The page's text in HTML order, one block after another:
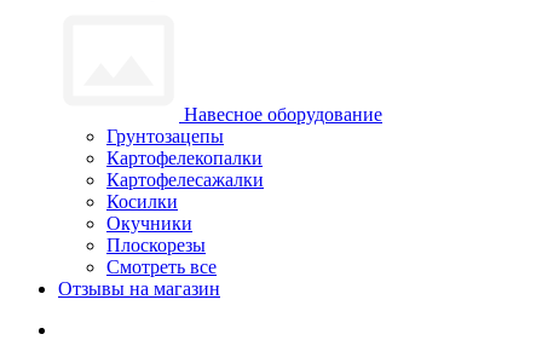
Навесное оборудование
Грунтозацепы
Картофелекопалки
Картофелесажалки
Косилки
Окучники
Плоскорезы
Смотреть все
Отзывы на магазин